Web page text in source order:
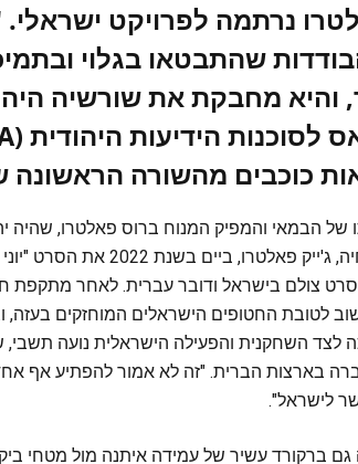
נרתמה לפרויקט ישראלי.
והיא מחבקת את שורשיה
כוכבים מהשורה
של הבמאי והמפיק המנוח ברוס פאלטרו, שהיה
הנוכחי יהודי. אחיה, ג'ייק
לצד השחקנית והפעילה הישראלית נועה
בארצות הברית. "זה לא אמור להפתיע אף
לישראל".
גם ברקורד עשיר של עמידה איתנה מול מטחי